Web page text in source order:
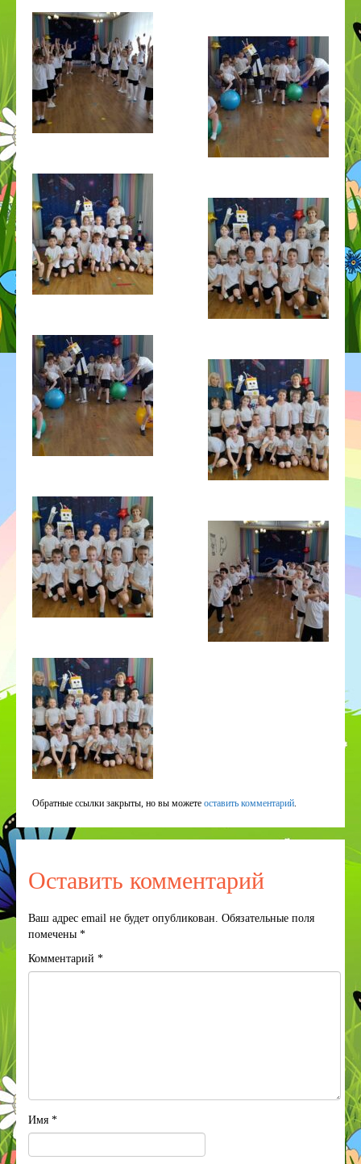
Обратные ссылки закрыты, но вы можете оставить комментарий.
Оставить комментарий
Ваш адрес email не будет опубликован. Обязательные поля
помечены *
Комментарий *
Имя *